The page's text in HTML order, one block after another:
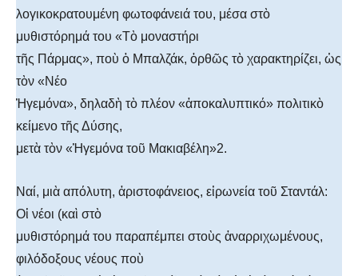
λογικοκρατουμένη φωτοφάνειά του, μέσα στὸ
μυθιστόρημά του «Τὸ μοναστήρι
τῆς Πάρμας», ποὺ ὁ Μπαλζάκ, ὀρθῶς τὸ χαρακτηρίζει, ὡς
τὸν «Νέο
Ἡγεμόνα», δηλαδὴ τὸ πλέον «ἀποκαλυπτικό» πολιτικὸ
κείμενο τῆς Δύσης,
μετὰ τὸν «Ἡγεμόνα τοῦ Μακιαβέλη»2.
Ναί, μιὰ απόλυτη, ἀριστοφάνειος, εἰρωνεία τοῦ Σταντάλ:
Οἱ νέοι (καὶ στὸ
μυθιστόρημά του παραπέμπει στοὺς ἀναρριχωμένους,
φιλόδοξους νέους ποὺ